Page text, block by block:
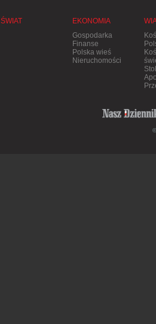
ŚWIAT
EKONOMIA
Gospodarka
Finanse
Polska wieś
Nieruchomości